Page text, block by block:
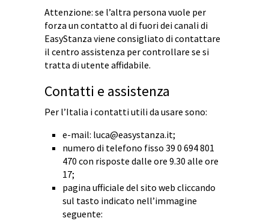
Attenzione: se l’altra persona vuole per
forza un contatto al di fuori dei canali di
EasyStanza viene consigliato di contattare
il centro assistenza per controllare se si
tratta di utente affidabile.
Contatti e assistenza
Per l’Italia i contatti utili da usare sono:
e-mail: luca@easystanza.it;
numero di telefono fisso 39 0 694 801
470 con risposte dalle ore 9.30 alle ore
17;
pagina ufficiale del sito web cliccando
sul tasto indicato nell’immagine
seguente: